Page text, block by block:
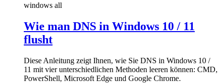
windows all
Wie man DNS in Windows 10 / 11
flusht
Diese Anleitung zeigt Ihnen, wie Sie DNS in Windows 10 /
11 mit vier unterschiedlichen Methoden leeren können: CMD,
PowerShell, Microsoft Edge und Google Chrome.